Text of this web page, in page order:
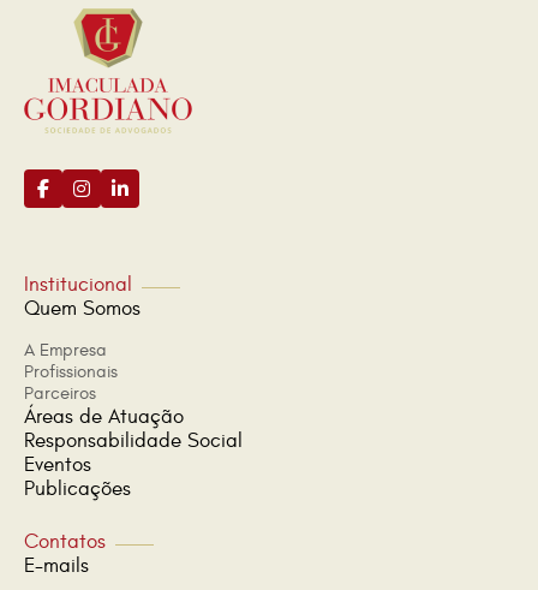
Institucional
Quem Somos
A Empresa
Profissionais
Parceiros
Áreas de Atuação
Responsabilidade Social
Eventos
Publicações
Contatos
E-mails